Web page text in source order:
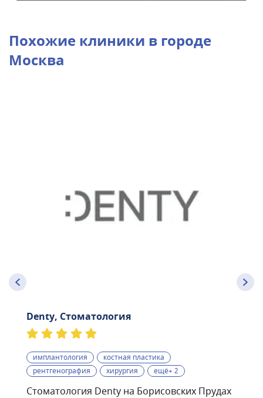
Похожие клиники в городе
Москва
Denty, Стоматология
имплантология
костная пластика
рентгенография
хирургия ещё+ 2
Стоматология Denty на Борисовских Прудах